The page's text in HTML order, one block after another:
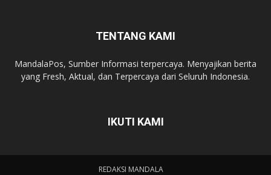
TENTANG KAMI
MandalaPos, Sumber Informasi terpercaya. Menyajikan berita
yang Fresh, Aktual, dan Terpercaya dari Seluruh Indonesia.
IKUTI KAMI
REDAKSI MANDALA